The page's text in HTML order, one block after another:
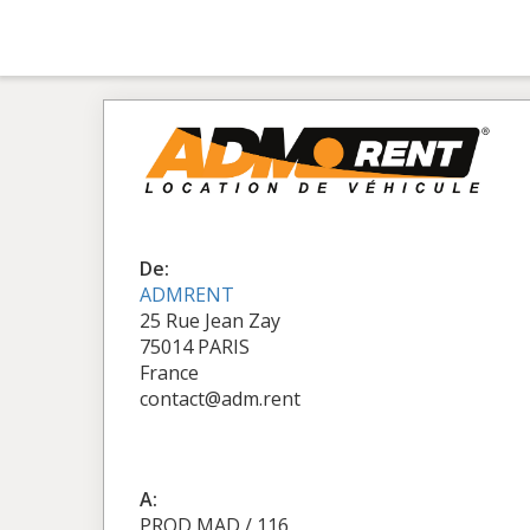
De:
ADMRENT
25 Rue Jean Zay
75014 PARIS
France
contact@adm.rent
A: